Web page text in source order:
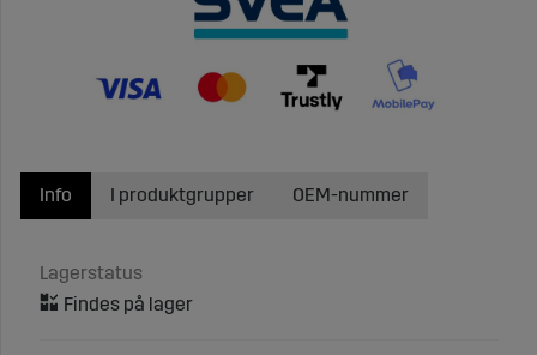
Info
Lagerstatus
I produktgrupper OEM-nummer